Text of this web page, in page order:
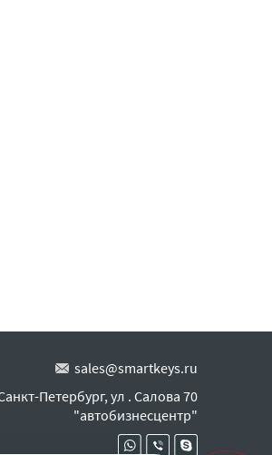
sales@smartkeys.ru
Петербург, ул . Салова 70
"автобизнесцентр"